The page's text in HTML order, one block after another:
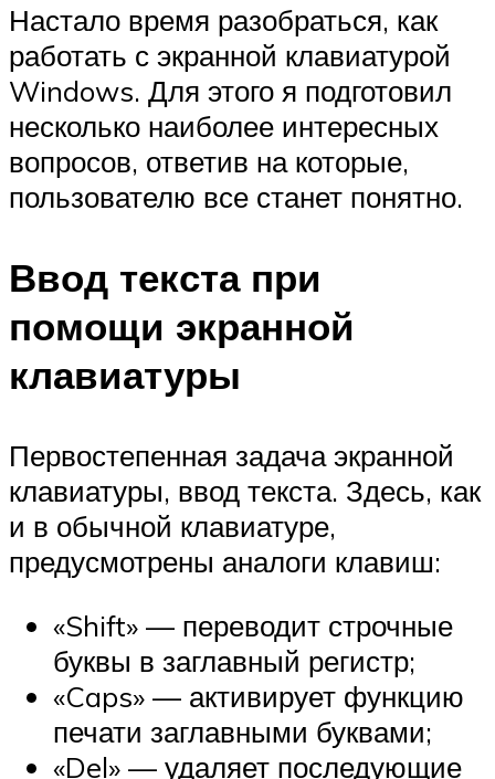
Настало время разобраться, как
работать с экранной клавиатурой
Windows. Для этого я подготовил
несколько наиболее интересных
вопросов, ответив на которые,
пользователю все станет понятно.
Ввод текста при
помощи экранной
клавиатуры
Первостепенная задача экранной
клавиатуры, ввод текста. Здесь, как
и в обычной клавиатуре,
предусмотрены аналоги клавиш:
«Shift» — переводит строчные
буквы в заглавный регистр;
«Caps» — активирует функцию
печати заглавными буквами;
«Del» — удаляет последующие